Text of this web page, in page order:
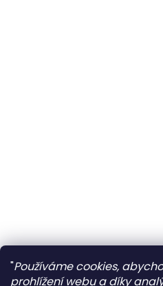
"Používáme cookies,
prohlížení webu a díky